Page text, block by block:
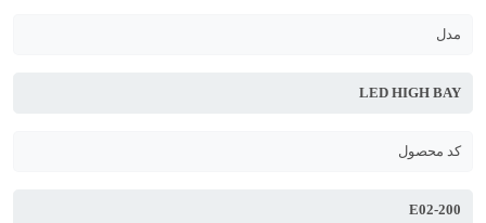
مدل
LED HIGH BAY
کد محصول
E02-200